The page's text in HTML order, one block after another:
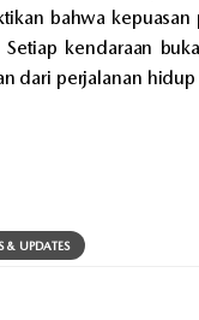
bahwa kepuasan
kendaraan
dari perjalanan
& UPDATES